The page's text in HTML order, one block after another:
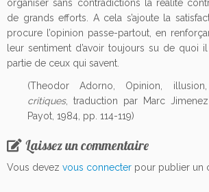
organiser sans contradictions la réalité
de grands efforts. A cela s’ajoute la
procure l’opinion passe-partout, en
leur sentiment d’avoir toujours su de quoi
partie de ceux qui savent.
(Theodor Adorno, Opinion,
critiques, traduction par Marc
Payot, 1984, pp. 114-119)
Laissez un commentaire
Vous devez vous connecter pour publier un